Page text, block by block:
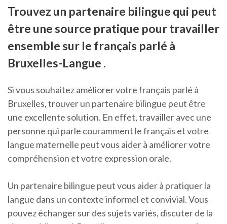
Trouvez un partenaire bilingue qui peut
être une source pratique pour travailler
ensemble sur le français parlé à
Bruxelles-Langue .
Si vous souhaitez améliorer votre français parlé à
Bruxelles, trouver un partenaire bilingue peut être
une excellente solution. En effet, travailler avec une
personne qui parle couramment le français et votre
langue maternelle peut vous aider à améliorer votre
compréhension et votre expression orale.
Un partenaire bilingue peut vous aider à pratiquer la
langue dans un contexte informel et convivial. Vous
pouvez échanger sur des sujets variés, discuter de la